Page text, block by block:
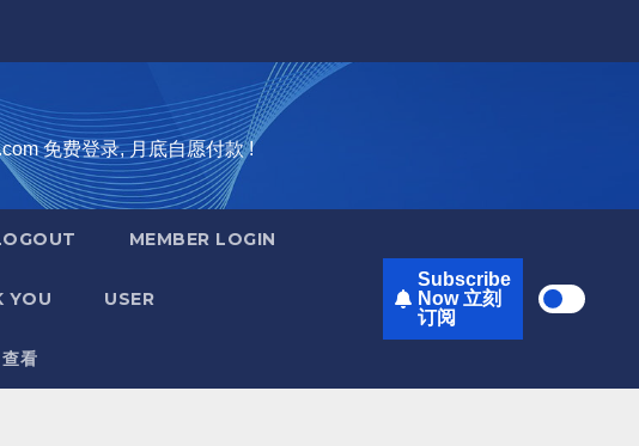
免费登录, 月底自愿付款 !
MEMBER LOGIN
YOU USER
查看
Subscribe
Now 立刻
订阅